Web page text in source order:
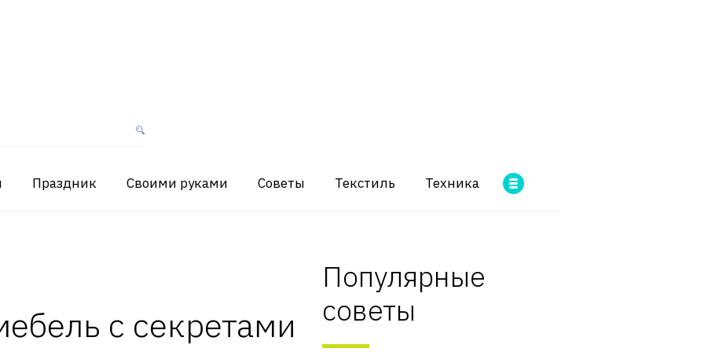
Праздник Своими руками Советы Текстиль Техника
с секретами
Популярные
советы